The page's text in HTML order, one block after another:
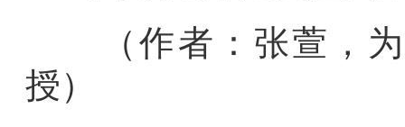
（作者： 张萱，
授）